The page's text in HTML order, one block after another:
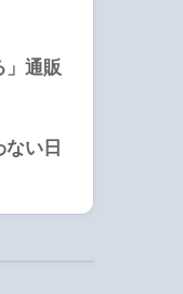
」通販
い日